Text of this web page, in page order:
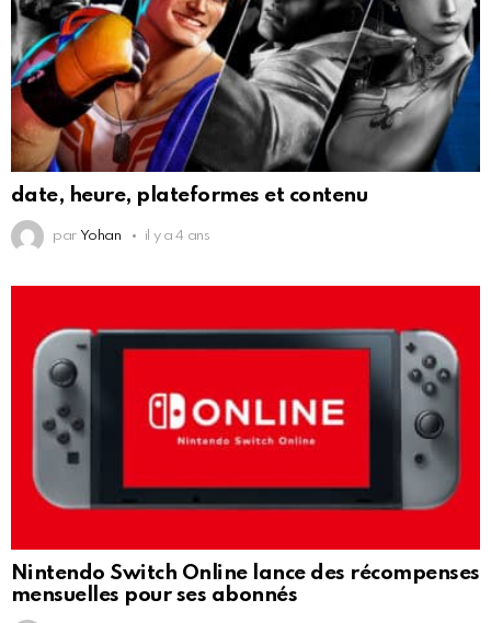
date, heure, plateformes et contenu
par Yohan il y a 4 ans
Nintendo Switch Online lance des récompenses
mensuelles pour ses abonnés